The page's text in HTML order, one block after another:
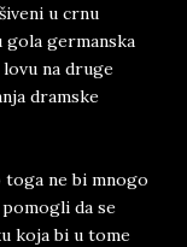
u crnu
gola germanska
na druge
dramske
ne bi mnogo
da se
koja bi u tome